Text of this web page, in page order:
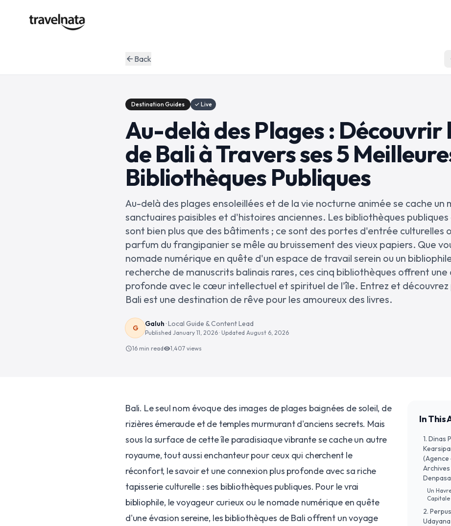
arrow_back Back
Destination Guides ✓ Live
Au-delà des Plages : Découvrir
de Bali à Travers ses 5
Bibliothèques Publiques
Au-delà des plages ensoleillées et de la vie nocturne animée se cache un
sanctuaires paisibles et d'histoires anciennes. Les bibliothèques publiques
sont bien plus que des bâtiments ; ce sont des portes d'entrée culturelles
parfum du frangipanier se mêle au bruissement des vieux papiers. Que
nomade numérique en quête d'un espace de travail serein ou un
recherche de manuscrits balinais rares, ces cinq bibliothèques offrent une
profonde avec le cœur intellectuel et spirituel de l'île. Entrez et découvrez
Bali est une destination de rêve pour les amoureux des livres.
G Galuh ·Local Guide & Content Lead
Published January 11, 2026 · Updated August 6, 2026
schedule16 min readvisibility1,407 views
Bali. Le seul nom évoque des images de plages baignées de soleil, de
rizières émeraude et de temples murmurant d'anciens secrets. Mais
sous la surface de cette île paradisiaque vibrante se cache un autre
royaume, tout aussi enchanteur pour ceux qui cherchent le
réconfort, le savoir et une connexion plus profonde avec sa riche
tapisserie culturelle : ses bibliothèques publiques. Pour le vrai
bibliophile, le voyageur curieux ou le nomade numérique en quête
d'une évasion sereine, les bibliothèques de Bali offrent un voyage
In This
1. Dinas
(Agence
Archives
Un
Capitale
2.